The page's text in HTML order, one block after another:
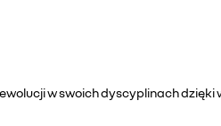
w swoich dyscyplinach